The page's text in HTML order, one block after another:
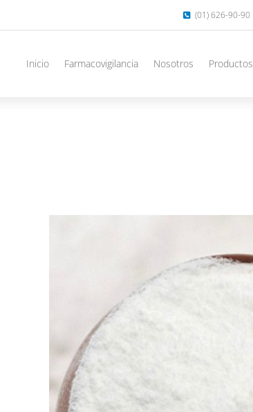
(01) 626-90-90
Inicio Farmacovigilancia Nosotros Productos